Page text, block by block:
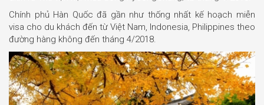
Chính phủ Hàn Quốc đã gần như thống nhất kế hoạch miễn
visa cho du khách đến từ Việt Nam, Indonesia, Philippines theo
đường hàng không đến tháng 4/2018.